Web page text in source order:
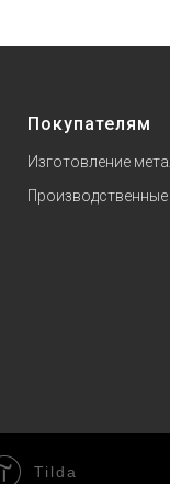
Покупателям
Изготовление
Производственные
Tilda